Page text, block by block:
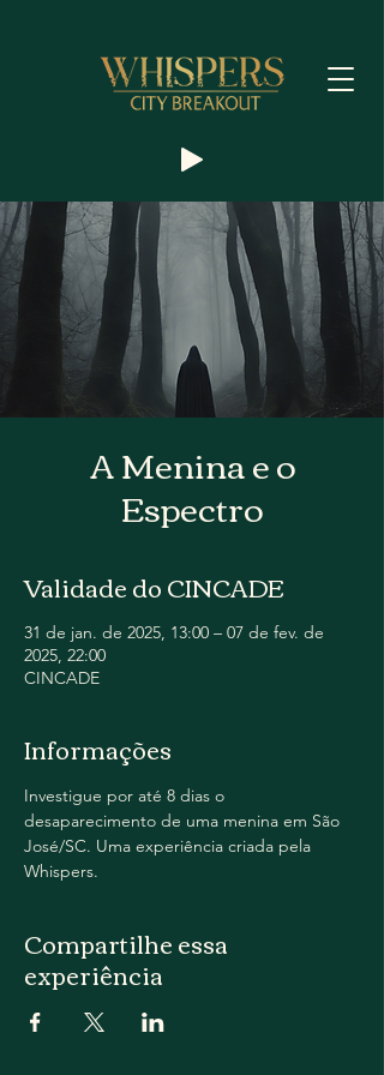
A Menina e o
Espectro
Validade do CINCADE
31 de jan. de 2025, 13:00 – 07 de fev. de
2025, 22:00
CINCADE
Informações
Investigue por até 8 dias o
desaparecimento de uma menina em São
José/SC. Uma experiência criada pela
Whispers.
Compartilhe essa
experiência